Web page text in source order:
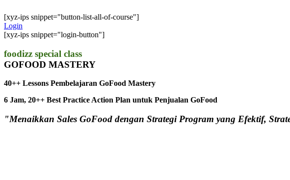
[xyz-ips snippet="button-list-all-of-course"]
Login
[xyz-ips snippet="login-button"]
foodizz special class
GOFOOD MASTERY
40++ Lessons Pembelajaran GoFood Mastery
6 Jam, 20++ Best Practice Action Plan untuk Penjualan GoFood
"Menaikkan Sales GoFood dengan Strategi Program yang Efektif,